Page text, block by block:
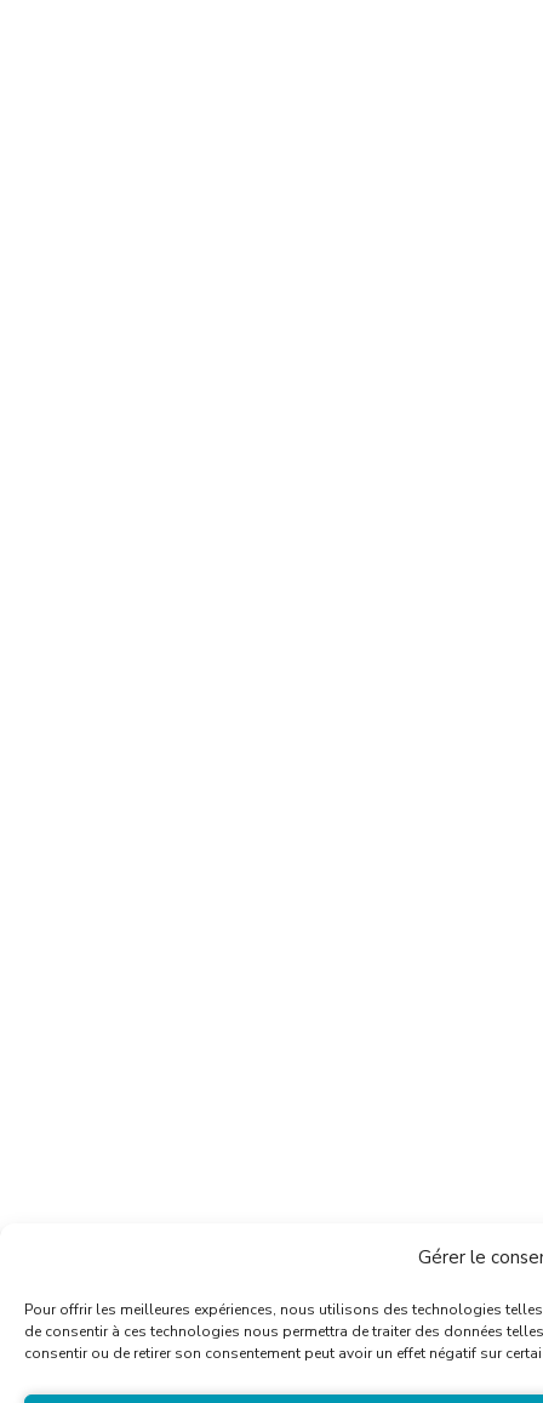
Gérer le
Pour offrir les meilleures expériences, nous utilisons des technologies
de consentir à ces technologies nous permettra de traiter des données
consentir ou de retirer son consentement peut avoir un effet négatif sur